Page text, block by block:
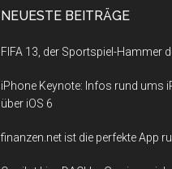
NEUESTE BEITRÄGE
FIFA 13, der Sportspiel-Hammer
iPhone Keynote: Infos rund ums
über iOS 6
finanzen.net ist die perfekte App